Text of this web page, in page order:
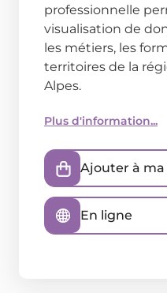
professionnelle
visualisation de
les métiers, les
territoires de la
Alpes.
Plus d'information...
Ajouter à ma
En ligne